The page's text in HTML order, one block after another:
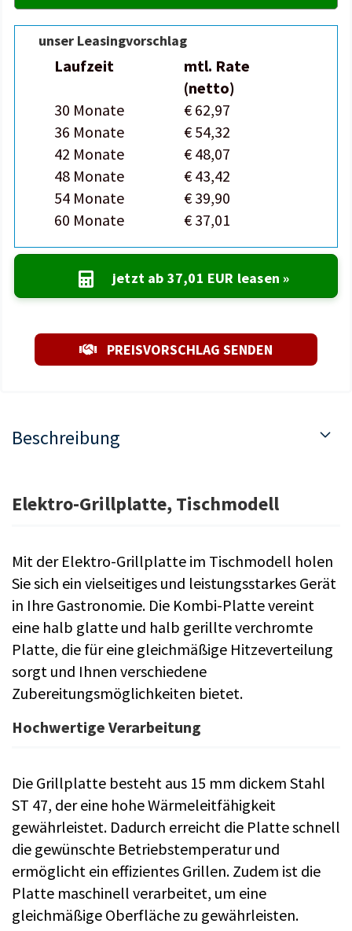
unser Leasingvorschlag
Laufzeit
mtl. Rate
(netto)
30 Monate
€ 62,97
36 Monate
€ 54,32
42 Monate
€ 48,07
48 Monate
€ 43,42
54 Monate
€ 39,90
60 Monate
€ 37,01
jetzt ab 37,01 EUR leasen »
PREISVORSCHLAG SENDEN
Beschreibung
Elektro-Grillplatte, Tischmodell
Mit der Elektro-Grillplatte im Tischmodell holen
Sie sich ein vielseitiges und leistungsstarkes Gerät
in Ihre Gastronomie. Die Kombi-Platte vereint
eine halb glatte und halb gerillte verchromte
Platte, die für eine gleichmäßige Hitzeverteilung
sorgt und Ihnen verschiedene
Zubereitungsmöglichkeiten bietet.
Hochwertige Verarbeitung
Die Grillplatte besteht aus 15 mm dickem Stahl
ST 47, der eine hohe Wärmeleitfähigkeit
gewährleistet. Dadurch erreicht die Platte schnell
die gewünschte Betriebstemperatur und
ermöglicht ein effizientes Grillen. Zudem ist die
Platte maschinell verarbeitet, um eine
gleichmäßige Oberfläche zu gewährleisten.